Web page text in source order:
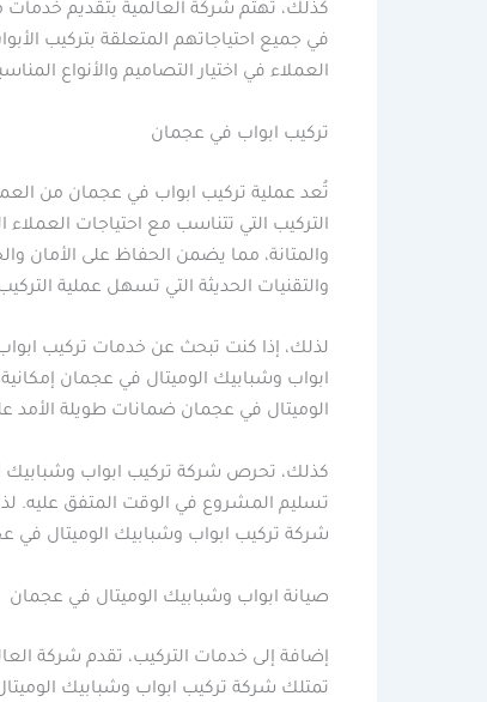
كذلك، تهتم شركة العالمية بتقديم خدمات
في جميع احتياجاتهم المتعلقة بتركيب
العملاء في اختيار التصاميم والأنواع
تركيب ابواب في عجمان
تُعد عملية تركيب ابواب في عجمان من
التركيب التي تتناسب مع احتياجات
والمتانة، مما يضمن الحفاظ على الأمان
والتقنيات الحديثة التي تسهل عملية
لذلك، إذا كنت تبحث عن خدمات تركيب
ابواب وشبابيك الوميتال في عجمان
الوميتال في عجمان ضمانات طويلة الأمد
كذلك، تحرص شركة تركيب ابواب وشبابيك
تسليم المشروع في الوقت المتفق عليه.
شركة تركيب ابواب وشبابيك الوميتال في
صيانة ابواب وشبابيك الوميتال في عجمان
إضافة إلى خدمات التركيب، تقدم شركة
تمتلك شركة تركيب ابواب وشبابيك